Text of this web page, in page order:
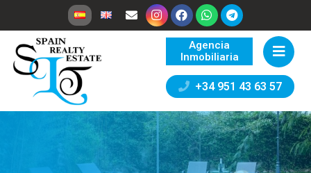
+34 951 43 63 57
Agencia
Inmobiliaria